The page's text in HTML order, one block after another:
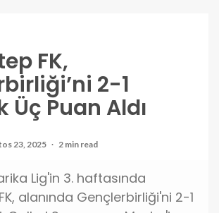
FK,
2-1
Üç Puan Aldı
23, 2025 2 min read
Lig'in 3. haftasında
alanında Gençlerbirliği'ni 2-1